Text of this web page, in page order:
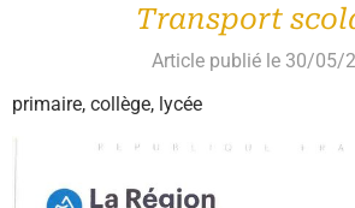
Transport
Article publié le 30/05/
primaire, collège, lycée